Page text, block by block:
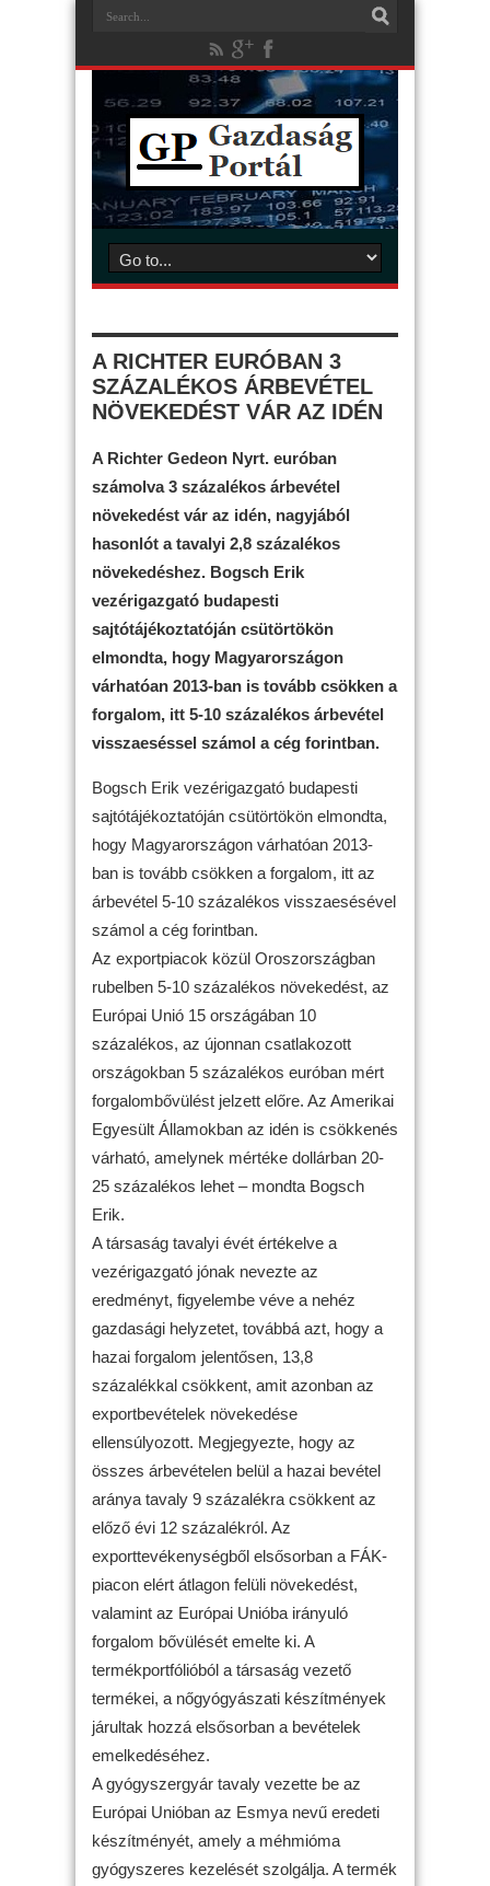
A RICHTER EURÓBAN 3
SZÁZALÉKOS ÁRBEVÉTEL
NÖVEKEDÉST VÁR AZ IDÉN
A Richter Gedeon Nyrt. euróban
számolva 3 százalékos árbevétel
növekedést vár az idén, nagyjából
hasonlót a tavalyi 2,8 százalékos
növekedéshez. Bogsch Erik
vezérigazgató budapesti
sajtótájékoztatóján csütörtökön
elmondta, hogy Magyarországon
várhatóan 2013-ban is tovább csökken a
forgalom, itt 5-10 százalékos árbevétel
visszaeséssel számol a cég forintban.
Bogsch Erik vezérigazgató budapesti
sajtótájékoztatóján csütörtökön elmondta,
hogy Magyarországon várhatóan 2013-
ban is tovább csökken a forgalom, itt az
árbevétel 5-10 százalékos visszaesésével
számol a cég forintban.
Az exportpiacok közül Oroszországban
rubelben 5-10 százalékos növekedést, az
Európai Unió 15 országában 10
százalékos, az újonnan csatlakozott
országokban 5 százalékos euróban mért
forgalombővülést jelzett előre. Az Amerikai
Egyesült Államokban az idén is csökkenés
várható, amelynek mértéke dollárban 20-
25 százalékos lehet – mondta Bogsch
Erik.
A társaság tavalyi évét értékelve a
vezérigazgató jónak nevezte az
eredményt, figyelembe véve a nehéz
gazdasági helyzetet, továbbá azt, hogy a
hazai forgalom jelentősen, 13,8
százalékkal csökkent, amit azonban az
exportbevételek növekedése
ellensúlyozott. Megjegyezte, hogy az
összes árbevételen belül a hazai bevétel
aránya tavaly 9 százalékra csökkent az
előző évi 12 százalékról. Az
exporttevékenységből elsősorban a FÁK-
piacon elért átlagon felüli növekedést,
valamint az Európai Unióba irányuló
forgalom bővülését emelte ki. A
termékportfólióból a társaság vezető
termékei, a nőgyógyászati készítmények
járultak hozzá elsősorban a bevételek
emelkedéséhez.
A gyógyszergyár tavaly vezette be az
Európai Unióban az Esmya nevű eredeti
készítményét, amely a méhmióma
gyógyszeres kezelését szolgálja. A termék